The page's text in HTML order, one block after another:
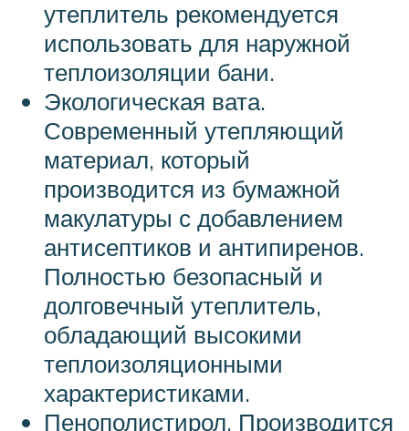
утеплитель рекомендуется
использовать для наружной
теплоизоляции бани.
Экологическая вата.
Современный утепляющий
материал, который
производится из бумажной
макулатуры с добавлением
антисептиков и антипиренов.
Полностью безопасный и
долговечный утеплитель,
обладающий высокими
теплоизоляционными
характеристиками.
Пенополистирол. Производится